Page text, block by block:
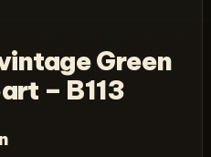
Green
– B113